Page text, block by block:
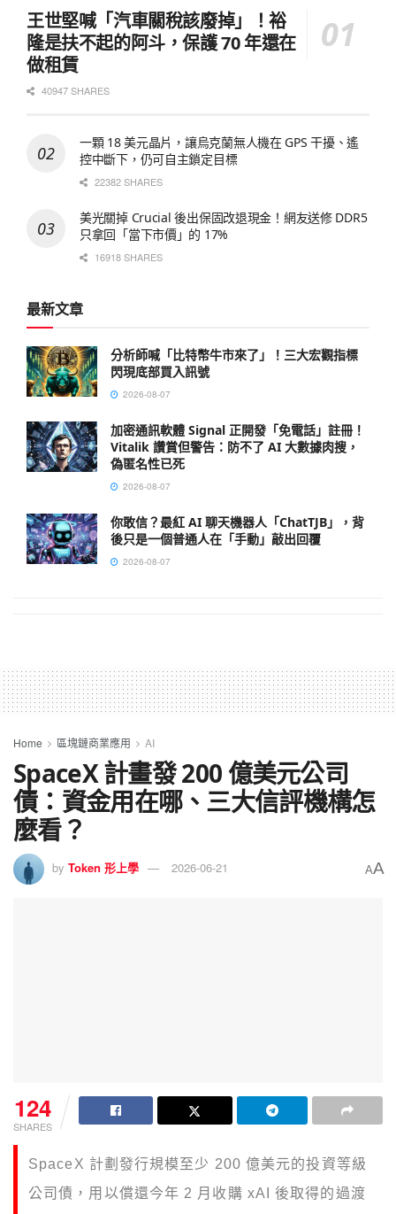
王世堅喊「汽車關稅該廢掉」！裕
隆是扶不起的阿斗，保護 70 年還在
做租賃
40947 SHARES
一顆 18 美元晶片，讓烏克蘭無人機在 GPS 干擾、遙
控中斷下，仍可自主鎖定目標
22382 SHARES
美光關掉 Crucial 後出保固改退現金！網友送修 DDR5
只拿回「當下市價」的 17%
16918 SHARES
最新文章
分析師喊「比特幣牛市來了」！三大宏觀指標
閃現底部買入訊號
2026-08-07
加密通訊軟體 Signal 正開發「免電話」註冊！
Vitalik 讚賞但警告：防不了 AI 大數據肉搜，
偽匿名性已死
2026-08-07
你敢信？最紅 AI 聊天機器人「ChatTJB」，背
後只是一個普通人在「手動」敲出回覆
2026-08-07
Home 區塊鏈商業應用 AI
SpaceX 計畫發 200 億美元公司
債：資金用在哪、三大信評機構怎
麼看？
by Token 形上學 2026-06-21 AA
124
SHARES
SpaceX 計劃發行規模至少 200 億美元的投資等級
公司債，用以償還今年 2 月收購 xAI 後取得的過渡